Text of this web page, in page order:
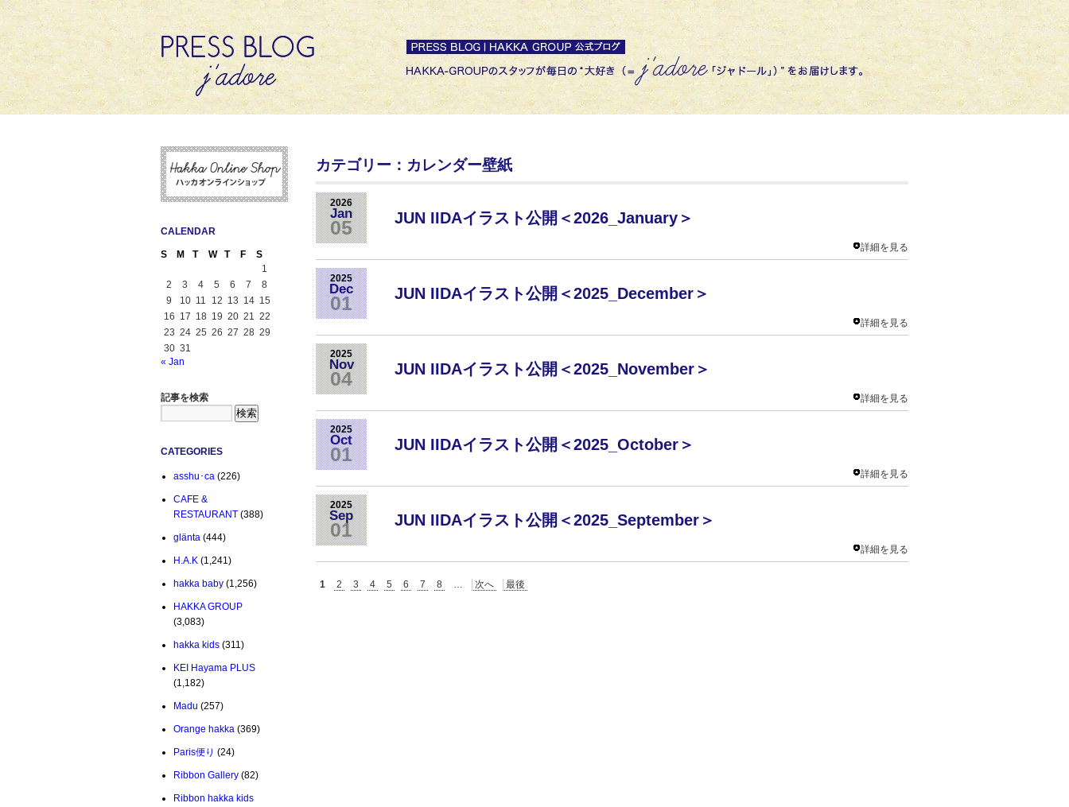
CALENDAR
S M T W T F
S
1
2
3 4 5 6 7
8
9
10 11 12 13 14 15
16 17 18 19 20 21 22
23 24 25 26 27 28 29
30 31
« Jan
記事を検索
CATEGORIES
asshu･ca (226)
CAFE &
RESTAURANT (388)
glänta (444)
H.A.K (1,241)
hakka baby (1,256)
HAKKA GROUP
(3,083)
hakka kids (311)
KEI Hayama PLUS
(1,182)
Madu (257)
Orange hakka (369)
Paris便り (24)
Ribbon Gallery (82)
Ribbon hakka kids
カテゴリー：カレンダー壁紙
2026
Jan
05 JUN IIDAイラスト公開＜2026_January＞
詳細を見る
2025
Dec
01 JUN IIDAイラスト公開＜2025_December＞
詳細を見る
2025
Nov
04 JUN IIDAイラスト公開＜2025_November＞
詳細を見る
2025
Oct
01 JUN IIDAイラスト公開＜2025_October＞
詳細を見る
2025
Sep
01 JUN IIDAイラスト公開＜2025_September＞
詳細を見る
1 2 3 4 5 6 7 8 … 次へ 最後